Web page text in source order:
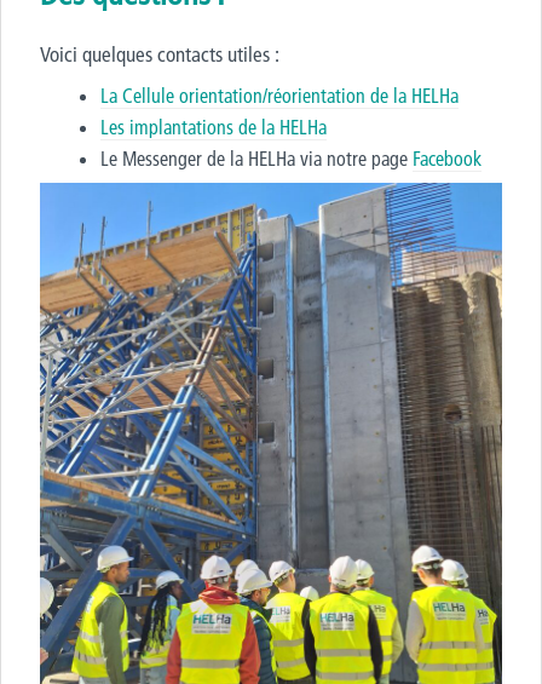
Voici quelques contacts utiles :
La Cellule orientation/réorientation de la HELHa
Les implantations de la HELHa
Le Messenger de la HELHa via notre page Facebook